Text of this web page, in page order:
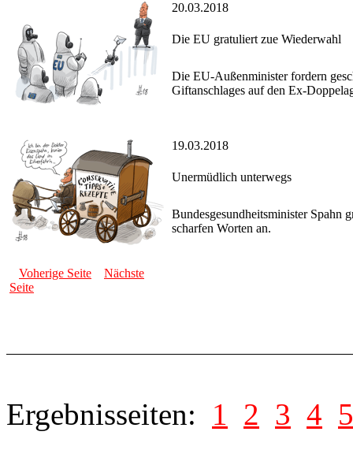
20.03.2018
Die EU gratuliert zue Wiederwahl
Die EU-Außenminister fordern
Giftanschlages auf den Ex-
19.03.2018
Unermüdlich unterwegs
Bundesgesundheitsminister Spahn
scharfen Worten an.
Voherige Seite
Nächste
Seite
Ergebnisseiten: 1 2 3 4 5